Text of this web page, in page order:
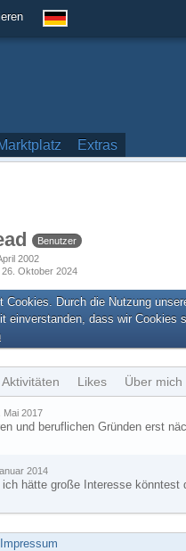
Extras
Benutzer
2002
26. Oktober 2024
Cookies. Durch die Nutzung
einverstanden, dass wir Cookies
Likes Über mich
Mai 2017
und beruflichen Gründen erst
2014
ich hätte große Interesse könntest
Impressum